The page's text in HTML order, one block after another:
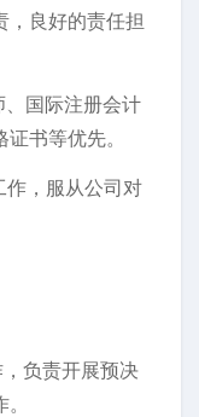
，良好的责任担
国际注册会计
书等优先。
作，服从公司对
负责开展预决